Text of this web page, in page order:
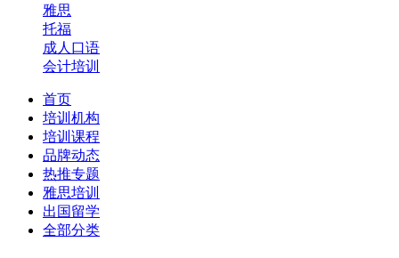
雅思
托福
成人口语
会计培训
首页
培训机构
培训课程
品牌动态
热推专题
雅思培训
出国留学
全部分类